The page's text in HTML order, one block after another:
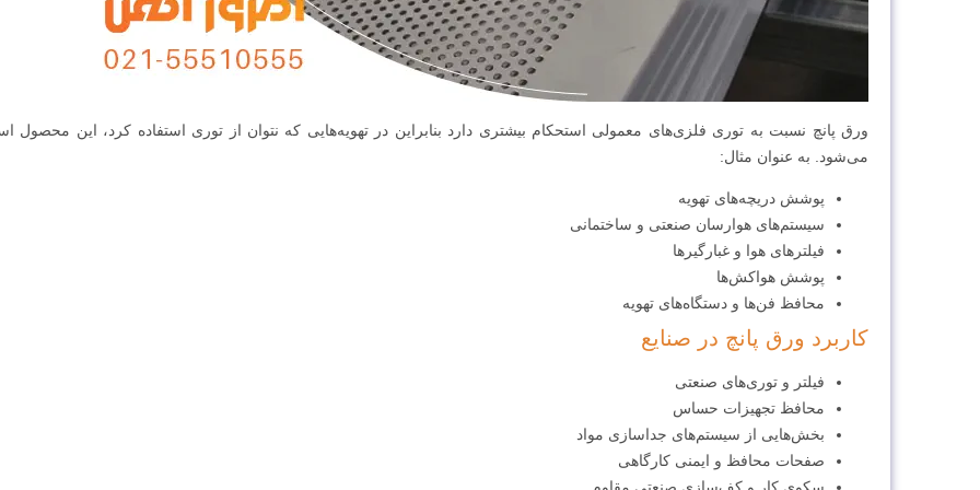
ورق پانچ نسبت به توری فلزی‌های معمولی استحکام بیشتری دارد بنابراین در تهویه‌هایی که نتوان از توری استفاده کرد، این محصول
می‌شود. به عنوان مثال:
پوشش دریچه‌های تهویه
سیستم‌های هوارسان صنعتی و ساختمانی
فیلترهای هوا و غبارگیرها
پوشش هواکش‌ها
محافظ فن‌ها و دستگاه‌های تهویه
کاربرد ورق پانچ در صنایع
فیلتر و توری‌های صنعتی
محافظ تجهیزات حساس
بخش‌هایی از سیستم‌های جداسازی مواد
صفحات محافظ و ایمنی کارگاهی